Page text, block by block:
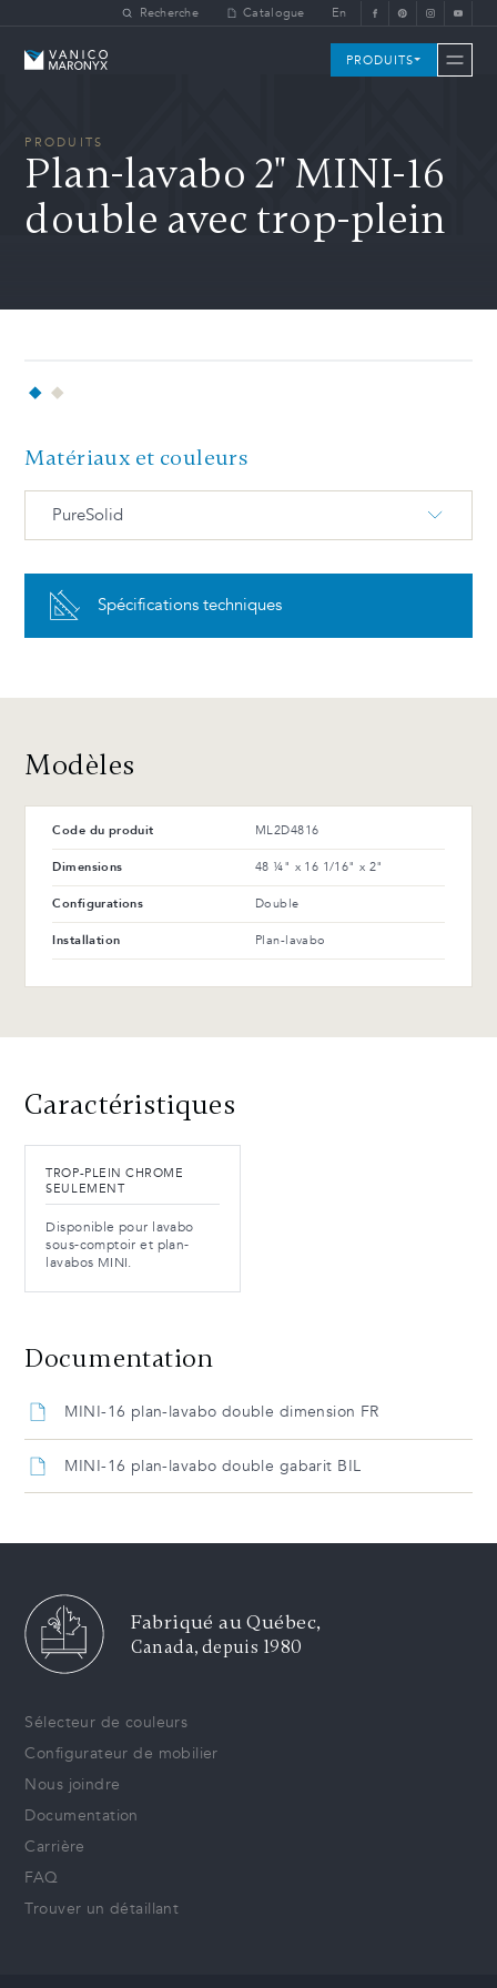
Skip to main contentRecherche Catalogue En
Vanico-Maronyx PRODUITS
PRODUITS
Plan-lavabo 2" MINI-16
double avec trop-plein
Matériaux et couleurs
PureSolid
Spécifications techniques
Modèles
Code du produit ML2D4816
Dimensions 48 ¼" x 16 1/16" x 2"
Configurations Double
Installation Plan-lavabo
Caractéristiques
TROP-PLEIN CHROME
SEULEMENT
Disponible pour lavabo
sous-comptoir et plan-
lavabos MINI.
Documentation
MINI-16 plan-lavabo double dimension FR
MINI-16 plan-lavabo double gabarit BIL
Fabriqué au Québec,
Canada, depuis 1980
Sélecteur de couleurs
Configurateur de mobilier
Nous joindre
Documentation
Carrière
FAQ
Trouver un détaillant